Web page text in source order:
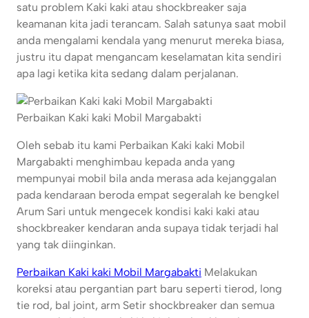
satu problem Kaki kaki atau shockbreaker saja
keamanan kita jadi terancam. Salah satunya saat mobil
anda mengalami kendala yang menurut mereka biasa,
justru itu dapat mengancam keselamatan kita sendiri
apa lagi ketika kita sedang dalam perjalanan.
Perbaikan Kaki kaki Mobil Margabakti
Oleh sebab itu kami Perbaikan Kaki kaki Mobil
Margabakti menghimbau kepada anda yang
mempunyai mobil bila anda merasa ada kejanggalan
pada kendaraan beroda empat segeralah ke bengkel
Arum Sari untuk mengecek kondisi kaki kaki atau
shockbreaker kendaran anda supaya tidak terjadi hal
yang tak diinginkan.
Perbaikan Kaki kaki Mobil Margabakti Melakukan
koreksi atau pergantian part baru seperti tierod, long
tie rod, bal joint, arm Setir shockbreaker dan semua